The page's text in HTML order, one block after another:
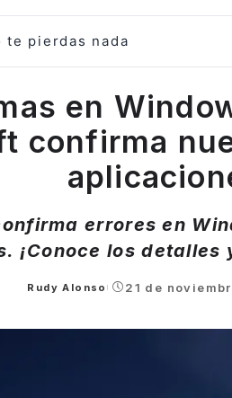
te pierdas nada
en
confirma
errores en
¡Conoce los detalles
Posted
Rudy Alonso 21 de